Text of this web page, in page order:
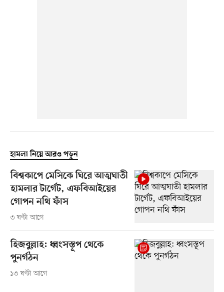
হামলা নিয়ে আরও পড়ুন
বিশ্বকাপে মেসিকে ঘিরে আত্মঘাতী
হামলার টার্গেট, এফবিআইয়ের
গোপন নথি ফাঁস
৩ ঘণ্টা আগে
হিজবুল্লাহ: ধ্বংসস্তূপ থেকে
পুনর্গঠন
১৩ ঘণ্টা আগে